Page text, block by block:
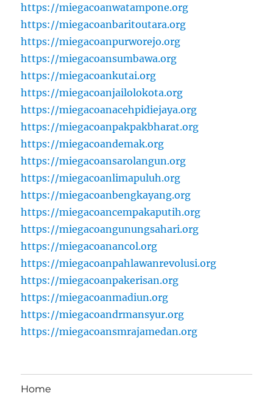
https://miegacoanwatampone.org
https://miegacoanbaritoutara.org
https://miegacoanpurworejo.org
https://miegacoansumbawa.org
https://miegacoankutai.org
https://miegacoanjailolokota.org
https://miegacoanacehpidiejaya.org
https://miegacoanpakpakbharat.org
https://miegacoandemak.org
https://miegacoansarolangun.org
https://miegacoanlimapuluh.org
https://miegacoanbengkayang.org
https://miegacoancempakaputih.org
https://miegacoangunungsahari.org
https://miegacoanancol.org
https://miegacoanpahlawanrevolusi.org
https://miegacoanpakerisan.org
https://miegacoanmadiun.org
https://miegacoandrmansyur.org
https://miegacoansmrajamedan.org
Home